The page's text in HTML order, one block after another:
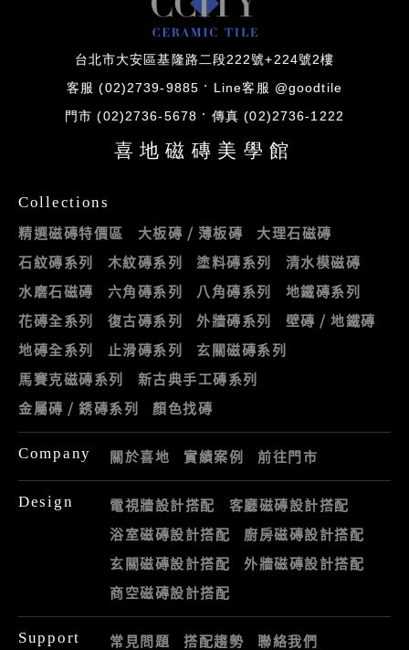
台北市大安區基隆路二段222號+224號2樓
客服 (02)2739-9885 Line客服 @goodtile
門市 (02)2736-5678 傳真 (02)2736-1222
喜地磁磚美學館
Collections
精選磁磚特價區 大板磚 / 薄板磚
大理石磁磚
石紋磚系列
木紋磚系列 塗料磚系列
清水模磁磚
水磨石磁磚
六角磚系列 八角磚系列
地鐵磚系列
花磚全系列
復古磚系列 外牆磚系列
壁磚 / 地鐵磚
地磚全系列
止滑磚系列
玄關磁磚系列
馬賽克磁磚系列
新古典手工磚系列
金屬磚 / 銹磚系列
顏色找磚
Company 關於喜地 實績案例 前往門市
Design 電視牆設計搭配
客廳磁磚設計搭配
浴室磁磚設計搭配
廚房磁磚設計搭配
玄關磁磚設計搭配
外牆磁磚設計搭配
商空磁磚設計搭配
Support 常見問題 搭配趨勢 聯絡我們